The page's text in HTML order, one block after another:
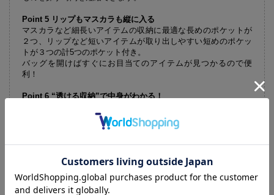
Point 5 リップもマスカラも縦に入る
マスカラなど細長いアイテムの収納に最適な長めのポケットが
２つ、リップなど短いアイテムが取り出しやすい短めのポケッ
トが３つの計5つのポケット付き。
バッグを開けばすぐにお目当てのアイテムが見つかるので便
利！
Point 6 “透ける収納”で中身がわかる！
など倒れてほしくないアイテムを入れるのに最適！もちろんコ
スメ以外にも、ミントタブレットやコームを入れるのも◎。
Point 7 倒れてこない＝整理整頓
600mLペットボトルがすっぽり収まるポケット。ポイントは縦
に入れても“倒れてきにくい”こと。